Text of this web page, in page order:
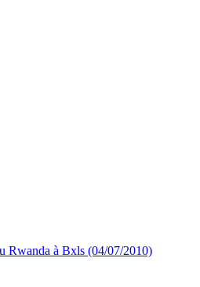
Rwanda à Bxls (04/07/2010)